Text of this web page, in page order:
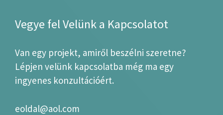
Vegye fel Velünk a Kapcsolatot
Van egy projekt, amiről beszélni szeretne?
Lépjen velünk kapcsolatba még ma egy
ingyenes konzultációért.
eoldal@aol.com